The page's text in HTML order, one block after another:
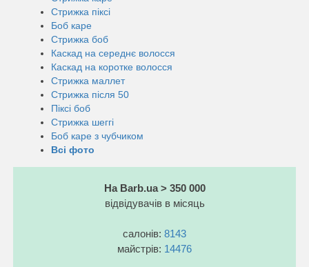
Стрижка піксі
Боб каре
Стрижка боб
Каскад на середнє волосся
Каскад на коротке волосся
Стрижка маллет
Стрижка після 50
Піксі боб
Стрижка шеггі
Боб каре з чубчиком
Всі фото
На Barb.ua > 350 000
відвідувачів в місяць
салонів: 8143
майстрів: 14476